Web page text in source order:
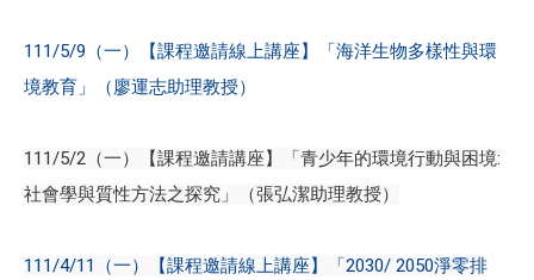
111/5/9（一）【課程邀請線上講座】「海洋生物多樣性與環
境教育」（廖運志助理教授）
111/5/2（一）【課程邀請講座】「青少年的環境行動與困境:
社會學與質性方法之探究」（張弘潔助理教授）
111/4/11（一）【課程邀請線上講座】「2030/ 2050淨零排